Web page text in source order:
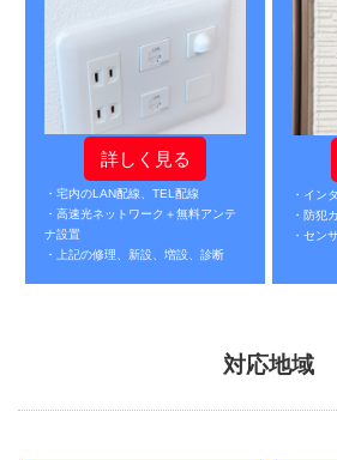
詳しく見る
・宅内のLAN配線、TEL配線
・高速光ネットワーク＋無料アンテ
ナ設置
・上記の修理、新設、増設、診断
・イン
・防犯
・セン
対応地域